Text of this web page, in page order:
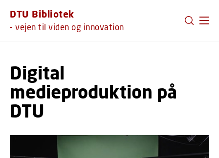
DTU Bibliotek
- vejen til viden og innovation
Digital
medieproduktion på
DTU